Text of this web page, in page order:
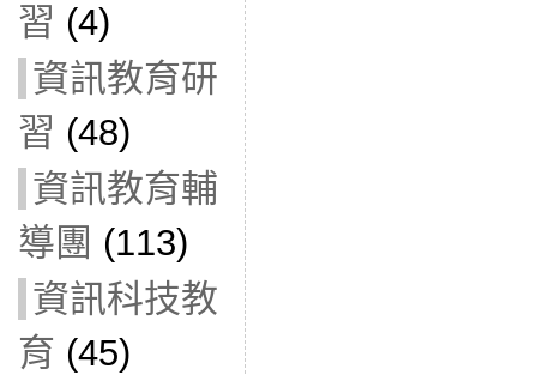
習 (4)
資訊教育研
習 (48)
資訊教育輔
導團 (113)
資訊科技教
育 (45)